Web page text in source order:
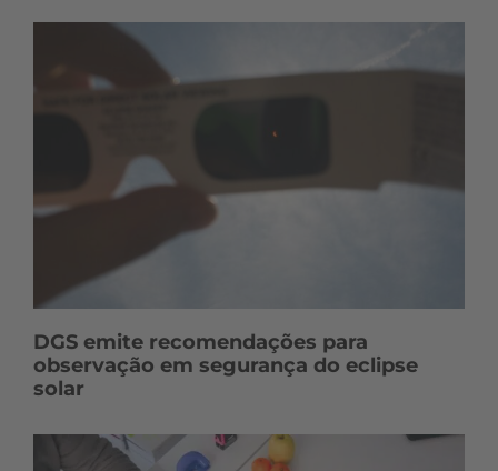
DGS emite recomendações para
observação em segurança do eclipse
solar